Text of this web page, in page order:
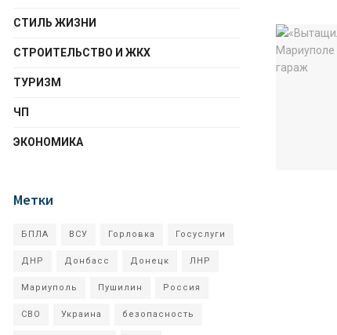
СТИЛЬ ЖИЗНИ
СТРОИТЕЛЬСТВО И ЖКХ
ТУРИЗМ
ЧП
ЭКОНОМИКА
Метки
БПЛА ВСУ Горловка Госуслуги
ДНР Донбасс Донецк ЛНР
Мариуполь Пушилин Россия
СВО Украина безопасность